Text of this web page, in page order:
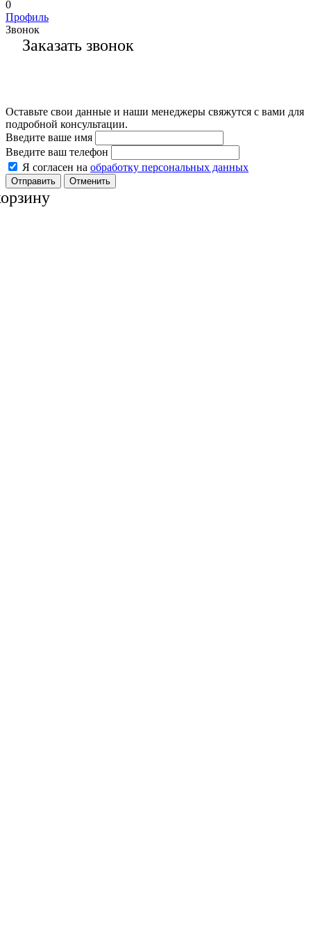
0
Профиль
Звонок
Заказать звонок
Оставьте свои данные и наши менеджеры свяжутся с вами для
подробной консультации.
Введите ваше имя
Введите ваш телефон
Я согласен на обработку персональных данных
Отменить